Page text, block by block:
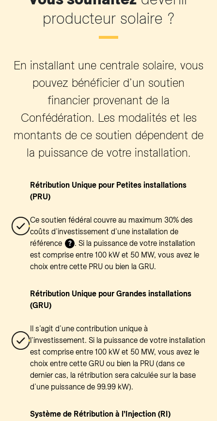
producteur solaire ?
En installant une centrale solaire, vous
pouvez bénéficier d’un soutien
financier provenant de la
Confédération. Les modalités et les
montants de ce soutien dépendent de
la puissance de votre installation.
Rétribution Unique pour Petites installations
(PRU)
Ce soutien fédéral couvre au maximum 30% des
coûts d’investissement d’une installation de
référence
? . Si la puissance de votre installation
est comprise entre 100 kW et 50 MW, vous avez le
choix entre cette PRU ou bien la GRU.
Rétribution Unique pour Grandes installations
(GRU)
Il s’agit d’une contribution unique à
l’investissement. Si la puissance de votre installation
est comprise entre 100 kW et 50 MW, vous avez le
choix entre cette GRU ou bien la PRU (dans ce
dernier cas, la rétribution sera calculée sur la base
d’une puissance de 99.99 kW).
Système de Rétribution à l’Injection (RI)